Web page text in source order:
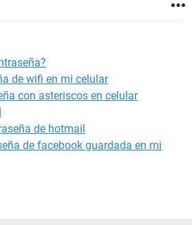
de wifi en mi celular
con asteriscos en celular
de hotmail
de facebook guardada en mi